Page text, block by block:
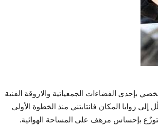
بإحدى الفضاءات الجمعياتية والاروقة الفنية
إلى زوايا المكان فانتابتني منذ الخطوة الأولى
بإحساس مرهف على المساحة الهوائية.